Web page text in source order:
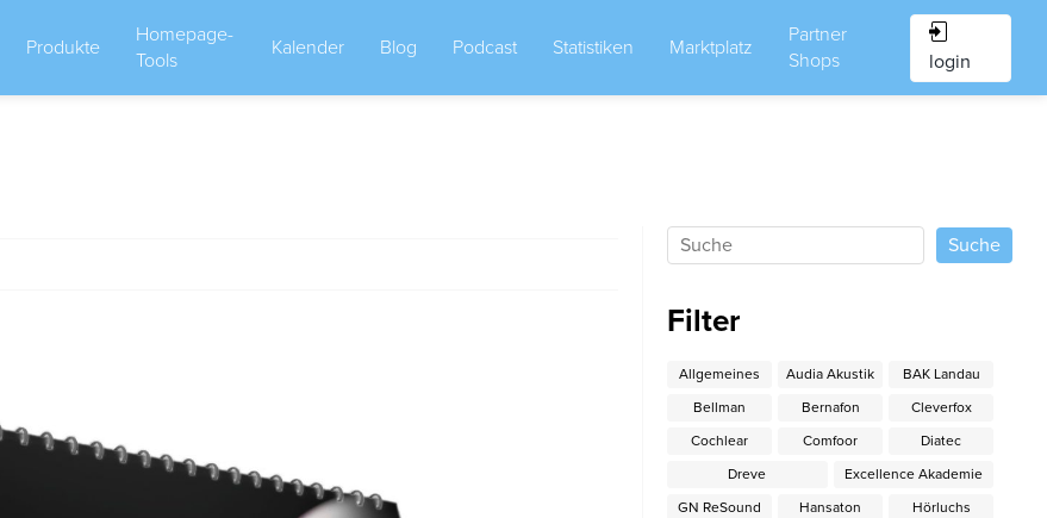
Produkte
Homepage-
Tools
Kalender Blog Podcast Statistiken Marktplatz
Partner
Shops
login
Filter
Allgemeines Audia Akustik
BAK Landau
Bellman
Bernafon
Cleverfox
Cochlear
Comfoor
Diatec
Dreve
Excellence Akademie
GN ReSound
Hansaton
Hörluchs